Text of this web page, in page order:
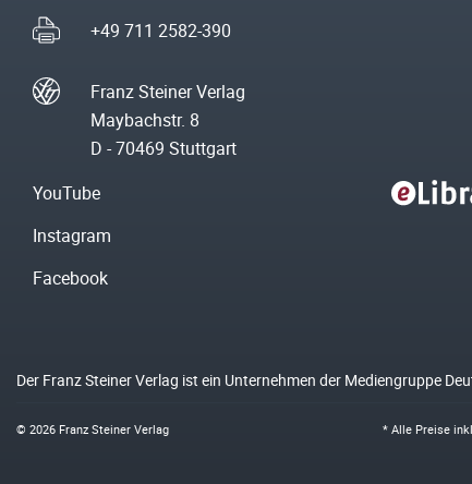
+49 711 2582-390
Franz Steiner Verlag
Maybachstr. 8
D - 70469 Stuttgart
YouTube
Instagram
Facebook
Der Franz Steiner Verlag ist ein Unternehmen der Mediengruppe
* Alle Preise
© 2026 Franz Steiner Verlag